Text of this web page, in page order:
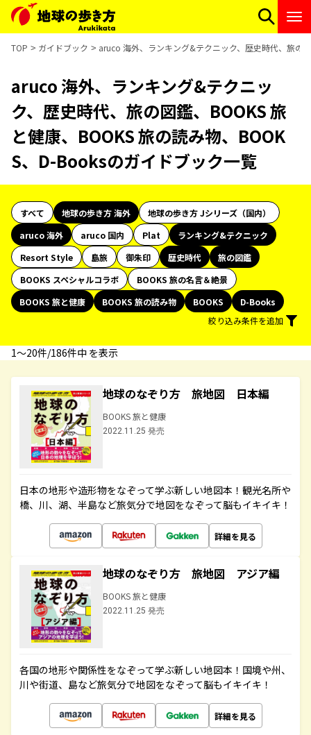
TOP ガイドブック aruco 海外、ランキング&テクニック、歴史時代、旅の
aruco 海外、ランキング&テクニッ
ク、歴史時代、旅の図鑑、BOOKS 旅
と健康、BOOKS 旅の読み物、BOOK
S、D-Booksのガイドブック一覧
すべて 地球の歩き方 海外
地球の歩き方 Jシリーズ（国内）
aruco 海外
aruco 国内 Plat
ランキング&テクニック
Resort Style
島旅 御朱印 歴史時代
旅の図鑑
BOOKS スペシャルコラボ
BOOKS 旅の名言＆絶景
BOOKS 旅と健康
BOOKS 旅の読み物 BOOKS
D-Books
絞り込み条件を追加
1〜20件/186件中 を表示
地球のなぞり方 旅地図 日本編
BOOKS 旅と健康
2022.11.25 発売
日本の地形や造形物をなぞって学ぶ新しい地図本！観光名所や
橋、川、湖、半島など旅気分で地図をなぞって脳もイキイキ！
詳細を見る
地球のなぞり方 旅地図 アジア編
BOOKS 旅と健康
2022.11.25 発売
各国の地形や関係性をなぞって学ぶ新しい地図本！国境や州、
川や街道、島など旅気分で地図をなぞって脳もイキイキ！
詳細を見る